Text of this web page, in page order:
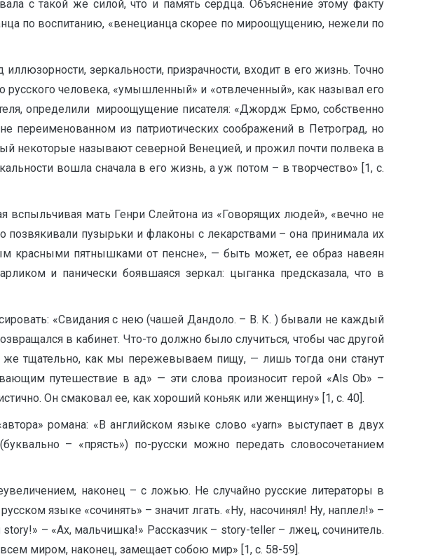
с такой же силой, что и память сердца. Объяснение этому факту
по воспитанию, «венецианца скорее по мироощущению, нежели по
зеркальности, призрачности, входит в его жизнь. Точно
человека, «умышленный» и «отвлеченный», как называл его
определили мироощущение писателя: «Джордж Ермо, собственно
переименованном из патриотических соображений в Петроград, но
некоторые называют северной Венецией, и прожил почти полвека в
вошла сначала в его жизнь, а уж потом – в творчество» [1, с.
вспыльчивая мать Генри Слейтона из «Говорящих людей», «вечно не
позвякивали пузырьки и флаконы с лекарствами – она принимала их
красными пятнышками от пенсне», — быть может, ее образ навеян
и панически боявшаяся зеркал: цыганка предсказала, что в
«Свидания с нею (чашей Дандоло. – В. К. ) бывали не каждый
в кабинет. Что-то должно было случиться, чтобы час другой
тщательно, как мы пережевываем пищу, — лишь тогда они станут
путешествие в ад» — эти слова произносит герой «Als Ob» –
Он смаковал ее, как хороший коньяк или женщину» [1, с. 40].
романа: «В английском языке слово «yarn» выступает в двух
– «прясть») по-русски можно передать словосочетанием
наконец – с ложью. Не случайно русские литераторы в
языке «сочинять» – значит лгать. «Ну, насочинял! Ну, наплел!» –
– «Ах, мальчишка!» Рассказчик – story-teller – лжец, сочинитель.
миром, наконец, замещает собою мир» [1, с. 58-59].